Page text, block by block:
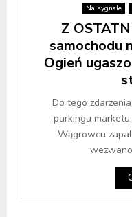
Na sygnale
Z
samochodu
Ogień
Do tego
parkingu
Wągrowcu